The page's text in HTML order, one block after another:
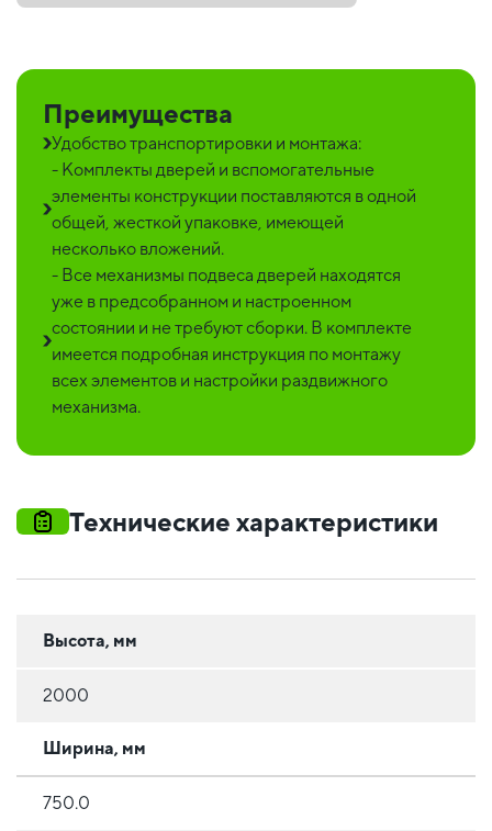
Преимущества
Удобство транспортировки и монтажа:
- Комплекты дверей и вспомогательные
элементы конструкции поставляются в одной
общей, жесткой упаковке, имеющей
несколько вложений.
- Все механизмы подвеса дверей находятся
уже в предсобранном и настроенном
состоянии и не требуют сборки. В комплекте
имеется подробная инструкция по монтажу
всех элементов и настройки раздвижного
механизма.
Технические характеристики
Высота, мм
2000
Ширина, мм
750.0